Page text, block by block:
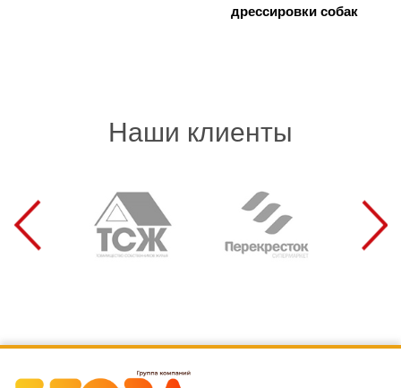
дрессировки собак
Наши клиенты